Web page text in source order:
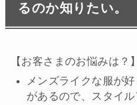
るのか知りたい。
【お客さまのお悩みは？】
メンズライクな服が
があるので、スタイ